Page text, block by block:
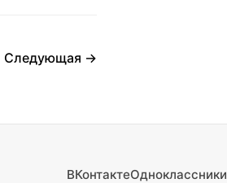
Следующая →
ВКонтактеОдноклассники